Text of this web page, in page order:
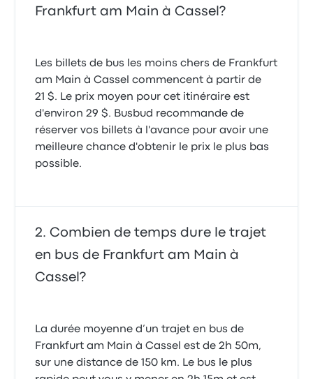
Frankfurt am Main à Cassel?
Les billets de bus les moins chers de Frankfurt
am Main à Cassel commencent à partir de
21 $. Le prix moyen pour cet itinéraire est
d'environ 29 $. Busbud recommande de
réserver vos billets à l'avance pour avoir une
meilleure chance d'obtenir le prix le plus bas
possible.
Combien de temps dure le trajet
en bus de Frankfurt am Main à
Cassel?
La durée moyenne d’un trajet en bus de
Frankfurt am Main à Cassel est de 2h 50m,
sur une distance de 150 km. Le bus le plus